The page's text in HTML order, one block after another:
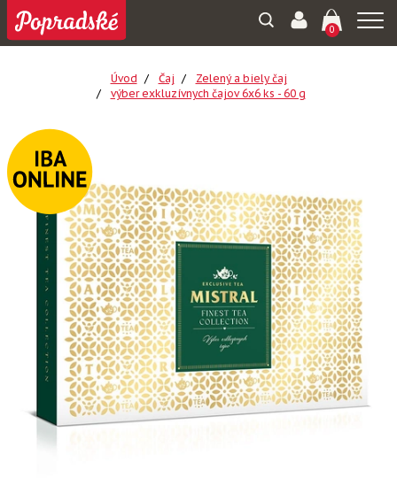
0
Úvod Čaj
Zelený a biely čaj
výber exkluzívnych čajov 6x6 ks - 60 g